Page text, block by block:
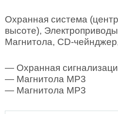
Охранная система
высоте),
Магнитола, CD-
— Охранная
— Магнитола MP3
— Магнитола MP3